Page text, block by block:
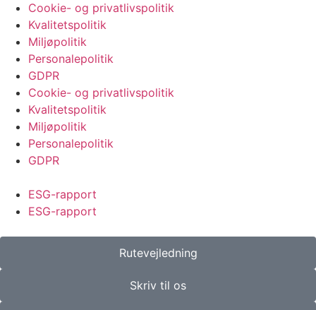
Cookie- og privatlivspolitik
Kvalitetspolitik
Miljøpolitik
Personalepolitik
GDPR
Cookie- og privatlivspolitik
Kvalitetspolitik
Miljøpolitik
Personalepolitik
GDPR
ESG-rapport
ESG-rapport
Rutevejledning
Skriv til os